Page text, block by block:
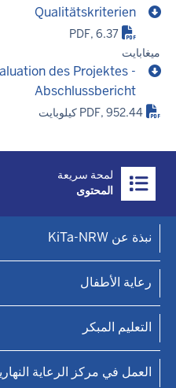
Qualitätskriterien
PDF, 6.37
ميغابايت
des Projektes -
Abschlussbericht
PDF, 952.44 كيلوبايت
Inhalte
لمحة سريعة
المحتوى
Footer-
menu
نبذة عن KiTa-NRW
الرعاية النهارية للأطفال والتعليم المبكر
رعاية الأطفال
ابحث عن مكان لرعاية الأطفال
المراكز العائلية
التعليم المبكر
معلومات عملية
العمل في مركز الرعاية